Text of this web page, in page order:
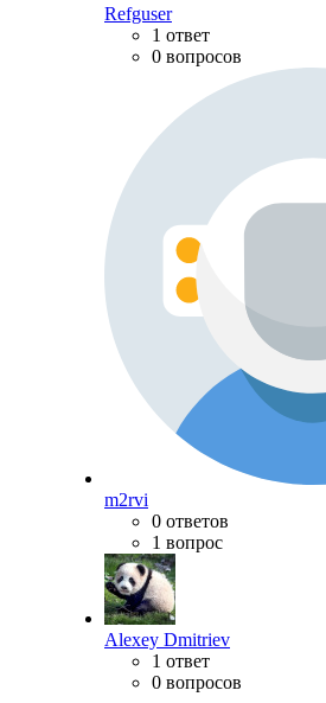
Refguser
1 ответ
0 вопросов
m2rvi
0 ответов
1 вопрос
Alexey Dmitriev
1 ответ
0 вопросов